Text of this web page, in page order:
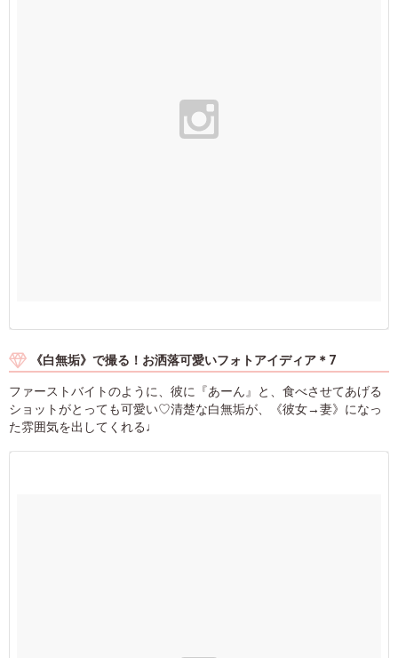
《白無垢》で撮る！お洒落可愛いフォトアイディア＊7
ファーストバイトのように、彼に『あーん』と、食べさせてあげる
ショットがとっても可愛い♡清楚な白無垢が、《彼女→妻》になっ
た雰囲気を出してくれる♩